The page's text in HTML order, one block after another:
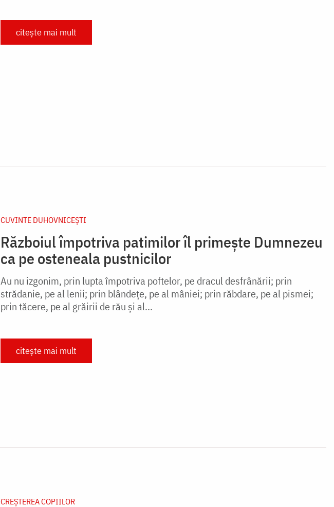
citește mai mult
CUVINTE DUHOVNICEȘTI
Războiul împotriva patimilor îl primește Dumnezeu
ca pe osteneala pustnicilor
Au nu izgonim, prin lupta împotriva poftelor, pe dracul desfrânării; prin
strădanie, pe al lenii; prin blândețe, pe al mâniei; prin răbdare, pe al pismei;
prin tăcere, pe al grăirii de rău și al...
citește mai mult
CREŞTEREA COPIILOR